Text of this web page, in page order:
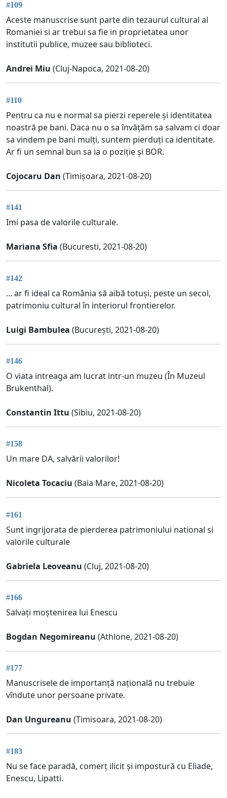
#109
Aceste manuscrise sunt parte din tezaurul cultural al
Romaniei si ar trebui sa fie in proprietatea unor
institutii publice, muzee sau biblioteci.
Andrei Miu (Cluj-Napoca, 2021-08-20)
#110
Pentru ca nu e normal sa pierzi reperele și identitatea
noastră pe bani. Daca nu o sa învățăm sa salvam ci doar
sa vindem pe bani mulți, suntem pierduți ca identitate.
Ar fi un semnal bun sa ia o poziție și BOR.
Cojocaru Dan (Timișoara, 2021-08-20)
#141
Imi pasa de valorile culturale.
Mariana Sfia (Bucuresti, 2021-08-20)
#142
... ar fi ideal ca România să aibă totuși, peste un secol,
patrimoniu cultural în interiorul frontierelor.
Luigi Bambulea (București, 2021-08-20)
#146
O viata intreaga am lucrat intr-un muzeu (În Muzeul
Brukenthal).
Constantin Ittu (Sibiu, 2021-08-20)
#158
Un mare DA, salvării valorilor!
Nicoleta Tocaciu (Baia Mare, 2021-08-20)
#161
Sunt ingrijorata de pierderea patrimoniului national si
valorile culturale
Gabriela Leoveanu (Cluj, 2021-08-20)
#166
Salvați moștenirea lui Enescu
Bogdan Negomireanu (Athlone, 2021-08-20)
#177
Manuscrisele de importanță națională nu trebuie
vîndute unor persoane private.
Dan Ungureanu (Timisoara, 2021-08-20)
#183
Nu se face paradă, comerț ilicit și impostură cu Eliade,
Enescu, Lipatti.